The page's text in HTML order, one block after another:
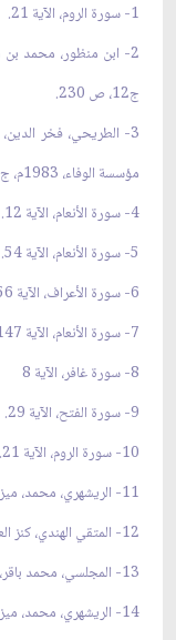
1- سورة الروم، الآية 21.
2- ابن منظور، محمد
ج12، ص 230.
مؤسسة الوفاء، 1983م، ج6، ص 69.
4- سورة الأنعام، الآية 12.
5- سورة الأنعام، الآية 54.
6- سورة الأعراف، الآية 156.
7- سورة الأنعام، الآية 147.
8- سورة غافر، الآية 8
9- سورة الفتح، الآية 29.
10- سورة الروم، الآية 21.
11- الريشهري، محمد، ميزان الحكمة، ج2، ص 1050.
12- المتقي الهندي، كنز العمال، ج16، ص 379.
13- المجلسي، محمد باقر، بحار النوار، ج68، ص 287.
14- الريشهري، محمد، ميزان الحكمة، ج3، ص 2217.